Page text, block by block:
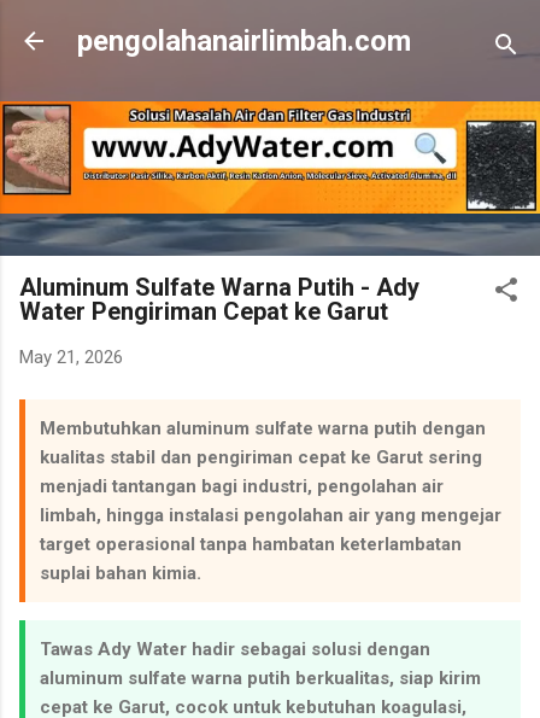
Skip to main content
pengolahanairlimbah.com
Aluminum Sulfate Warna Putih - Ady
Water Pengiriman Cepat ke Garut
May 21, 2026
Membutuhkan aluminum sulfate warna putih dengan
kualitas stabil dan pengiriman cepat ke Garut sering
menjadi tantangan bagi industri, pengolahan air
limbah, hingga instalasi pengolahan air yang mengejar
target operasional tanpa hambatan keterlambatan
suplai bahan kimia.
Tawas Ady Water hadir sebagai solusi dengan
aluminum sulfate warna putih berkualitas, siap kirim
cepat ke Garut, cocok untuk kebutuhan koagulasi,